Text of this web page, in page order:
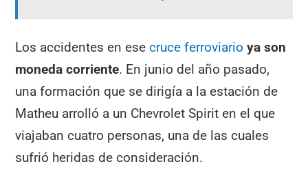
Los accidentes en esecruce ferroviario ya son
moneda corriente. En junio del año pasado,
una formación que se dirigía a la estación de
Matheu arrolló a un Chevrolet Spirit en el que
viajaban cuatro personas, una de las cuales
sufrió heridas de consideración.